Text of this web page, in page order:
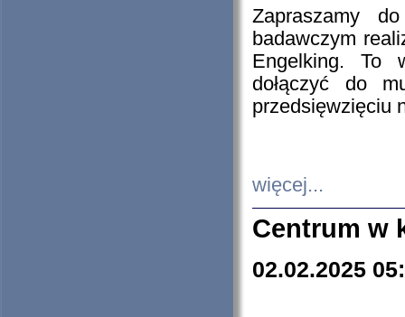
Zapraszamy
badawczym
Engelking. To
dołączyć do
przedsięwzięciu
więcej...
Centrum w
02.02.2025